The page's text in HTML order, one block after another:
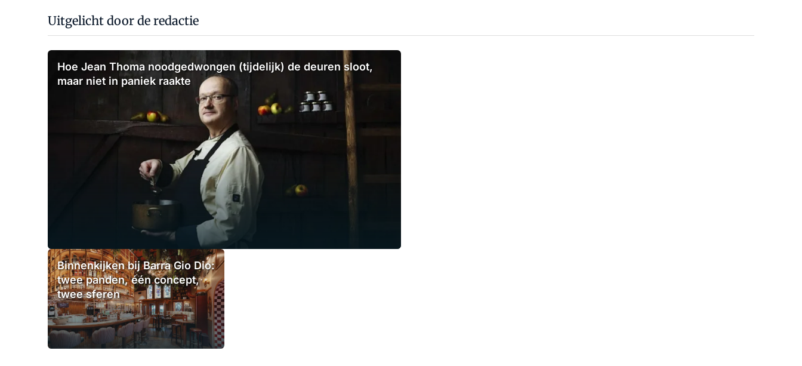
Uitgelicht door de redactie
Hoe Jean Thoma noodgedwongen (tijdelijk) de deuren sloot,
maar niet in paniek raakte
Binnenkijken bij Barra Gio Dio:
twee panden, één concept,
twee sferen